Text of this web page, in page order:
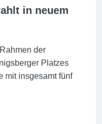
in neuem
der
Platzes
mit insgesamt fünf